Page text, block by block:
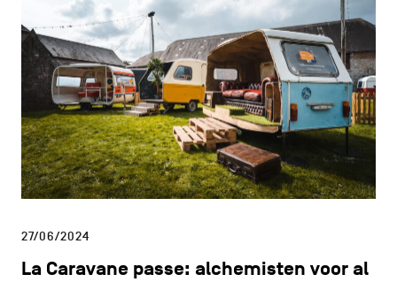
27/06/2024
La Caravane passe: alchemisten voor al